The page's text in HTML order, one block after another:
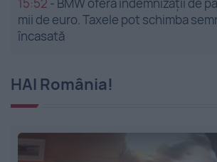
15:52 - BMW oferă indemnizații de
mii de euro. Taxele pot schimba
încasată
HAI România!